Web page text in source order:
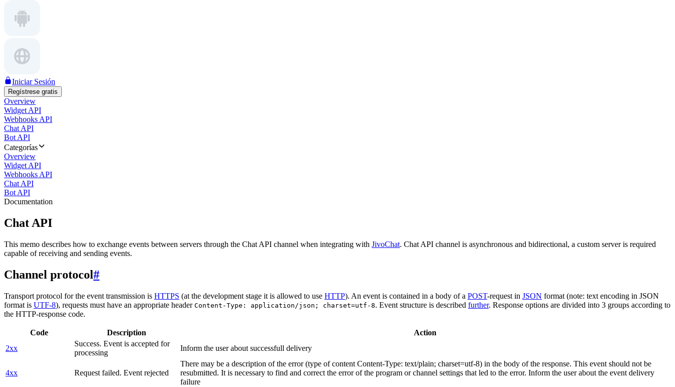
Iniciar Sesión
Regístrese gratis
Overview
Widget API
Webhooks API
Chat API
Bot API
Categorías
Overview
Widget API
Webhooks API
Chat API
Bot API
Documentation
Chat API
This memo describes how to exchange events between servers through the Chat API channel when integrating with JivoChat. Chat API channel is asynchronous and bidirectional, a custom server is required
capable of receiving and sending events.
Channel protocol#
Transport protocol for the event transmission is HTTPS (at the development stage it is allowed to use HTTP). An event is contained in a body of a POST-request in JSON format (note: text encoding in JSON
format is UTF-8), requests must have an appropriate header Content-Type: application/json; charset=utf-8. Event structure is described further. Response options are divided into 3 groups according to
the HTTP-response code.
Code Description
Action
2xx
Success. Event is accepted for
processing
Inform the user about successfull delivery
4xx Request failed. Event rejected
There may be a description of the error (type of content Content-Type: text/plain; charset=utf-8) in the body of the response. This event should not be
resubmitted. It is necessary to find and correct the error of the program or channel settings that led to the error. Inform the user about the event delivery
failure